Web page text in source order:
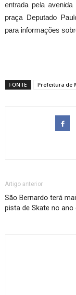
entrada pela
praça Deputado
para informações
FONTE Prefeitura de
Artigo anterior
São Bernardo terá
pista de Skate no ano